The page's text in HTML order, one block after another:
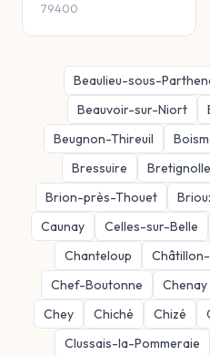
79400
Beaulieu-sous-
Beauvoir-sur-Niort
Beugnon-Thireuil
Bressuire
Brion-près-Thouet
Caunay
Celles-sur-Belle
Chanteloup
Chef-Boutonne
Chenay
Chey
Chiché Chizé
Clussais-la-Pommeraie